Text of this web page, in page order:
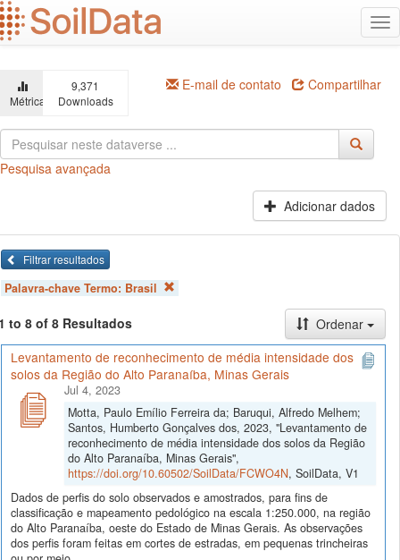
Ir
para
o
principal
Métricas
9,371
Downloads
E-mail de contato Compartilhar
Pesquisa avançada
Adicionar dados
Filtrar resultados
Palavra-chave Termo: Brasil
to 8 of 8 Resultados
Ordenar
Levantamento de reconhecimento de média intensidade dos
solos da Região do Alto Paranaíba, Minas Gerais
Jul 4, 2023
Motta, Paulo Emílio Ferreira da; Baruqui, Alfredo Melhem;
Santos, Humberto Gonçalves dos, 2023, "Levantamento de
reconhecimento de média intensidade dos solos da Região
do Alto Paranaíba, Minas Gerais",
https://doi.org/10.60502/SoilData/FCWO4N, SoilData, V1
Dados de perfis do solo observados e amostrados, para fins de
classificação e mapeamento pedológico na escala 1:250.000, na região
do Alto Paranaíba, oeste do Estado de Minas Gerais. As observações
dos perfis foram feitas em cortes de estradas, em pequenas trincheiras